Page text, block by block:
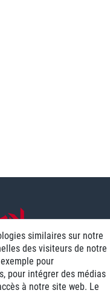
similaires sur notre
des visiteurs de notre
pour
pour intégrer des médias
à notre site web. Le